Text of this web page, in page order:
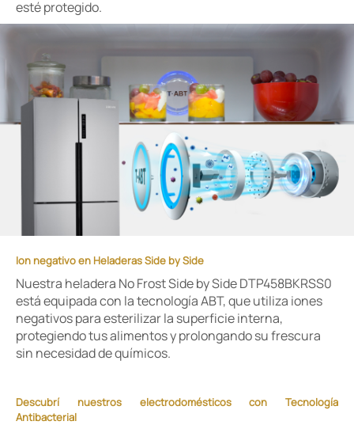
esté protegido.
Ion negativo en Heladeras Side by Side
Nuestra heladera No Frost Side by Side DTP458BKRSS0
está equipada con la tecnología ABT, que utiliza iones
negativos para esterilizar la superficie interna,
protegiendo tus alimentos y prolongando su frescura
sin necesidad de químicos.
Descubrí nuestros electrodomésticos con Tecnología
Antibacterial